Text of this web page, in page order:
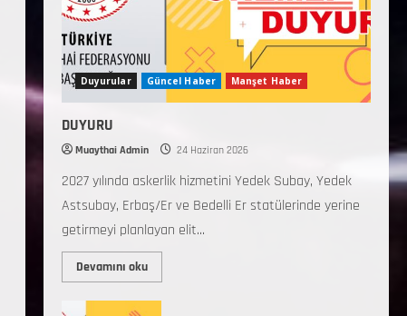
Duyurular Güncel Haber Manşet Haber
DUYURU
Muaythai Admin 24 Haziran 2026
2027 yılında askerlik hizmetini Yedek Subay, Yedek
Astsubay, Erbaş/Er ve Bedelli Er statülerinde yerine
getirmeyi planlayan elit...
Devamını oku